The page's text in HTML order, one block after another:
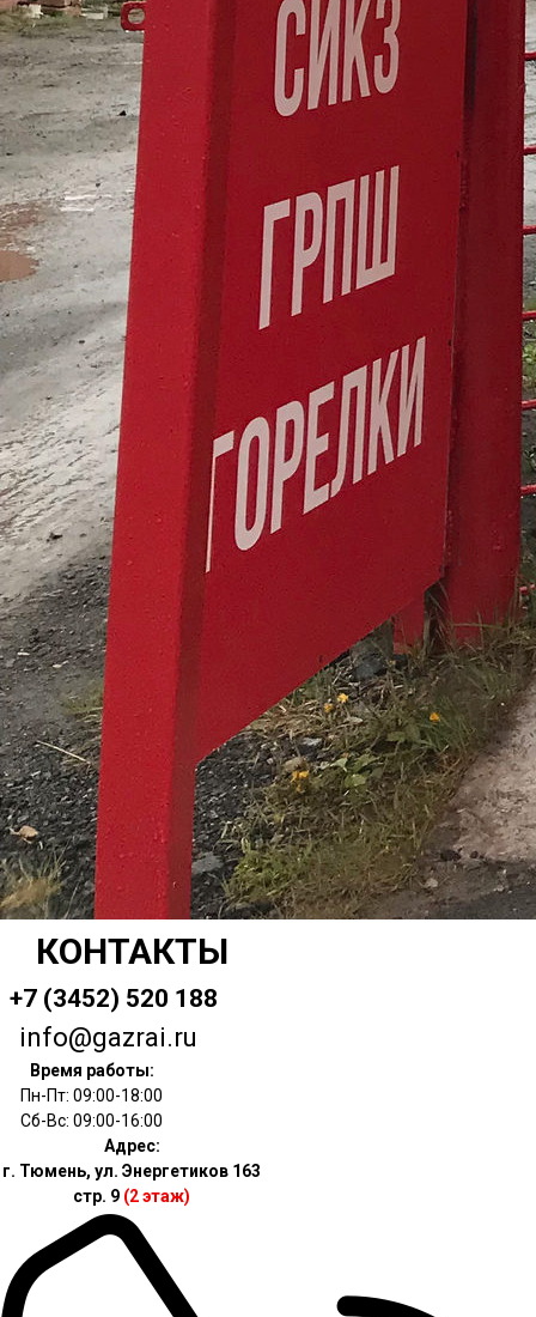
КОНТАКТЫ
+7 (3452) 520 188
info@gazrai.ru
Время работы:
Пн-Пт: 09:00-18:00
Сб-Вс: 09:00-16:00
Адрес:
г. Тюмень, ул. Энергетиков 163
стр. 9 (2 этаж)